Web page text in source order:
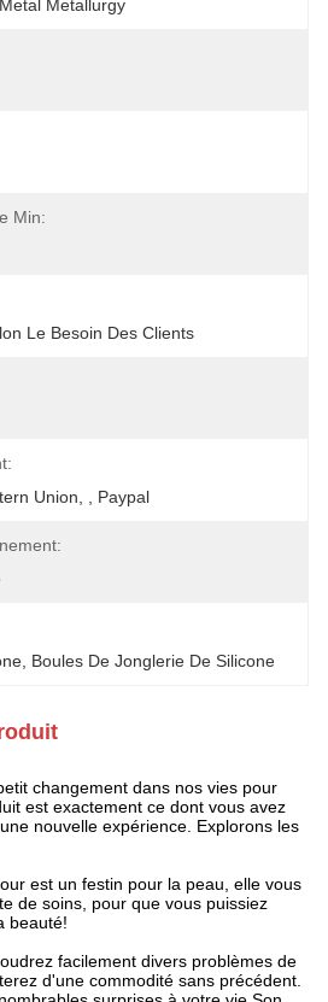
Metallurgy
Min:
Le Besoin Des Clients
Union, , Paypal
Boules De Jonglerie De Silicone
changement dans nos vies pour
est exactement ce dont vous avez
nouvelle expérience. Explorons les
est un festin pour la peau, elle vous
de soins, pour que vous puissiez
beauté!
facilement divers problèmes de
d'une commodité sans précédent.